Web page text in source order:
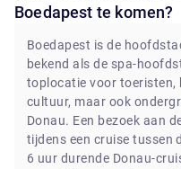
Boedapest te komen?
Boedapest is de
bekend als de spa-
toplocatie voor toeristen,
cultuur, maar ook
Donau. Een bezoek aan
tijdens een cruise tussen
6 uur durende Donau-